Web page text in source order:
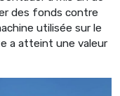
des fonds contre
utilisée sur le
a atteint une valeur